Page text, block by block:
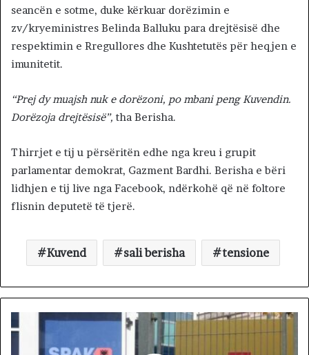
seancën e sotme, duke kërkuar dorëzimin e
zv/kryeministres Belinda Balluku para drejtësisë dhe
respektimin e Rregullores dhe Kushtetutës për heqjen e
imunitetit.
“Prej dy muajsh nuk e dorëzoni, po mbani peng Kuvendin.
Dorëzoja drejtësisë”, tha Berisha.
Thirrjet e tij u përsëritën edhe nga kreu i grupit
parlamentar demokrat, Gazment Bardhi. Berisha e bëri
lidhjen e tij live nga Facebook, ndërkohë që në foltore
flisnin deputetë të tjerë.
Kuvend sali berisha tensione